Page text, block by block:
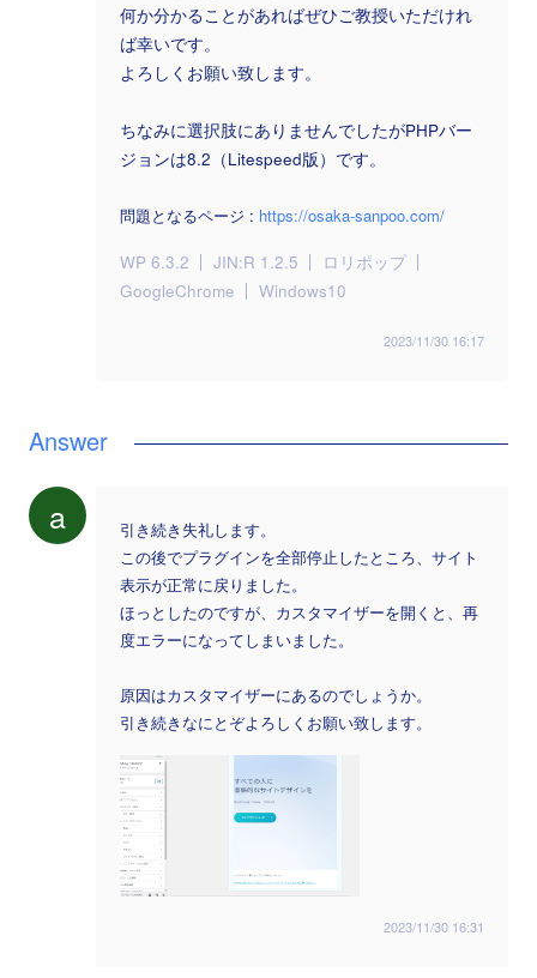
何か分かることがあればぜひご教授いただけれ
ば幸いです。
よろしくお願い致します。
ちなみに選択肢にありませんでしたがPHPバー
ジョンは8.2（Litespeed版）です。
問題となるページ : https://osaka-sanpoo.com/
WP 6.3.2 JIN:R 1.2.5
ロリポップ
GoogleChrome
Windows10
2023/11/30 16:17
a
引き続き失礼します。
この後でプラグインを全部停止したところ、サイト
表示が正常に戻りました。
ほっとしたのですが、カスタマイザーを開くと、再
度エラーになってしまいました。
原因はカスタマイザーにあるのでしょうか。
引き続きなにとぞよろしくお願い致します。
2023/11/30 16:31